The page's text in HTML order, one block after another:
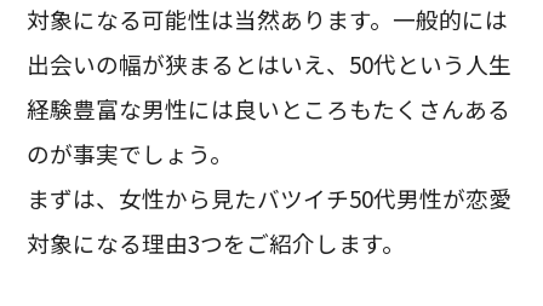
対象になる可能性は当然あります。一般的には
出会いの幅が狭まるとはいえ、50代という人生
経験豊富な男性には良いところもたくさんある
のが事実でしょう。
まずは、女性から見たバツイチ50代男性が恋愛
対象になる理由3つをご紹介します。